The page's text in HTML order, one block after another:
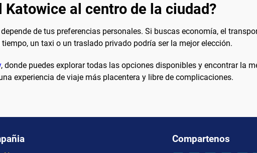
al centro de la ciudad?
de tus preferencias personales. Si buscas economía, el
un taxi o un traslado privado podría ser la mejor elección.
, donde puedes explorar todas las opciones disponibles y encontrar la
experiencia de viaje más placentera y libre de complicaciones.
Compartenos